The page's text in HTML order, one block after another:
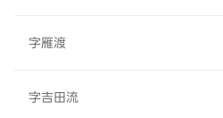
字雁渡
字吉田流